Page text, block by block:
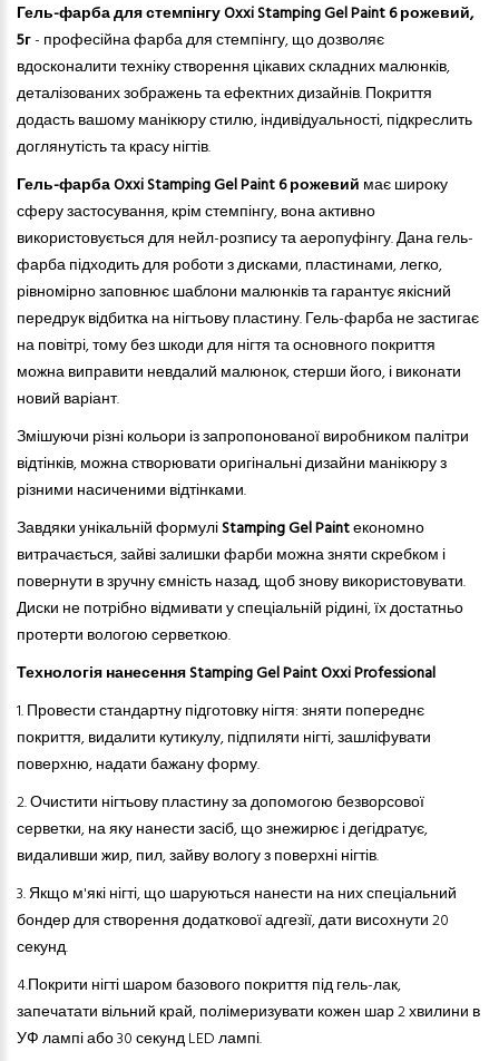
Гель-фарба для стемпінгу Oxxi Stamping Gel Paint6 рожевий,
5г- професійна фарба для стемпінгу,щодозволяє
вдосконалити техніку створення цікавих складних малюнків,
деталізованих зображеньтаефектних дизайнів. Покриття
додасть вашому манікюру стилю, індивідуальності, підкреслить
доглянутість та красу нігтів.
Гель-фарба Oxxi Stamping Gel Paint 6 рожевий має широку
сферу застосування, крім стемпінгу, вона активно
використовується для нейл-розписутааеропуфінгу. Дана гель-
фарба підходить для роботи з дисками, пластинами, легко,
рівномірно заповнює шаблони малюнківтагарантує якісний
передрук відбитка на нігтьову пластину. Гель-фарба не застигає
на повітрі, тому без шкоди для нігтятаосновного покриття
можна виправити невдалий малюнок, стерши його, і виконати
новий варіант.
Змішуючи різні кольори із запропонованої виробником палітри
відтінків, можна створювати оригінальні дизайни манікюру з
різними насиченими відтінками.
Завдяки унікальній формуліStamping Gel Paintекономно
витрачається, зайві залишки фарби можна зняти скребком і
повернути в зручну ємність назад, щоб знову використовувати.
Диски не потрібно відмивати у спеціальній рідині, їх достатньо
протерти вологою серветкою.
Технологія нанесення Stamping Gel Paint Oxxi Professional
1. Провести стандартну підготовку нігтя: зняти попереднє
покриття, видалити кутикулу, підпиляти нігті, зашліфувати
поверхню, надати бажану форму.
2.Очистити нігтьову пластину за допомогою безворсової
серветки, на яку нанести засіб, що знежирює і дегідратує,
видаливши жир, пил, зайву вологу з поверхні нігтів.
3.Якщо м'які нігті, що шаруються нанести на них спеціальний
бондер для створення додаткової адгезії, дати висохнути 20
секунд.
4.Покрити нігті шаром базового покриття під гель-лак,
запечатати вільний край, полімеризувати кожен шар 2 хвилини в
УФ лампі або 30 секунд LED лампі.